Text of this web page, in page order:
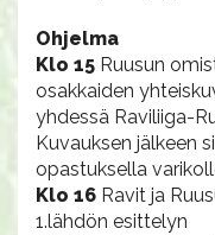
Ohjelma
Klo 15 Ruusun
osakkaiden
yhdessä Raviliiga-
Kuvauksen jälkeen
opastuksella
Klo 16 Ravit ja
1.lähdön esittelyn